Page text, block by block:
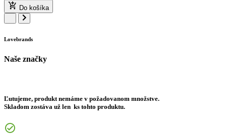
Do košíka
Lovebrands
Naše značky
Ľutujeme, produkt nemáme v požadovanom množstve.
Skladom zostáva už len ks tohto produktu.